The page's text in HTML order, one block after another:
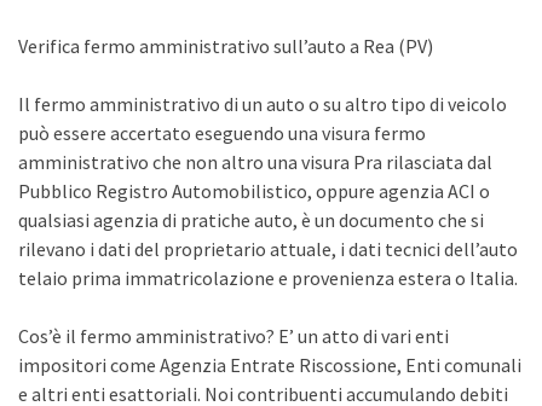
Verifica fermo amministrativo sull’auto a Rea (PV)
Il fermo amministrativo di un auto o su altro tipo di veicolo
può essere accertato eseguendo una visura fermo
amministrativo che non altro una visura Pra rilasciata dal
Pubblico Registro Automobilistico, oppure agenzia ACI o
qualsiasi agenzia di pratiche auto, è un documento che si
rilevano i dati del proprietario attuale, i dati tecnici dell’auto
telaio prima immatricolazione e provenienza estera o Italia.
Cos’è il fermo amministrativo? E’ un atto di vari enti
impositori come Agenzia Entrate Riscossione, Enti comunali
e altri enti esattoriali. Noi contribuenti accumulando debiti